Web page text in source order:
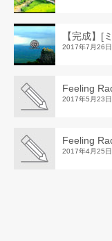
【完成】[
2017年7月26日
Feeling
2017年5月23日
Feeling
2017年4月25日